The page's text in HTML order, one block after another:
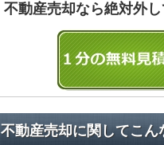
不動産売却なら絶対外
不動産売却に関してこ